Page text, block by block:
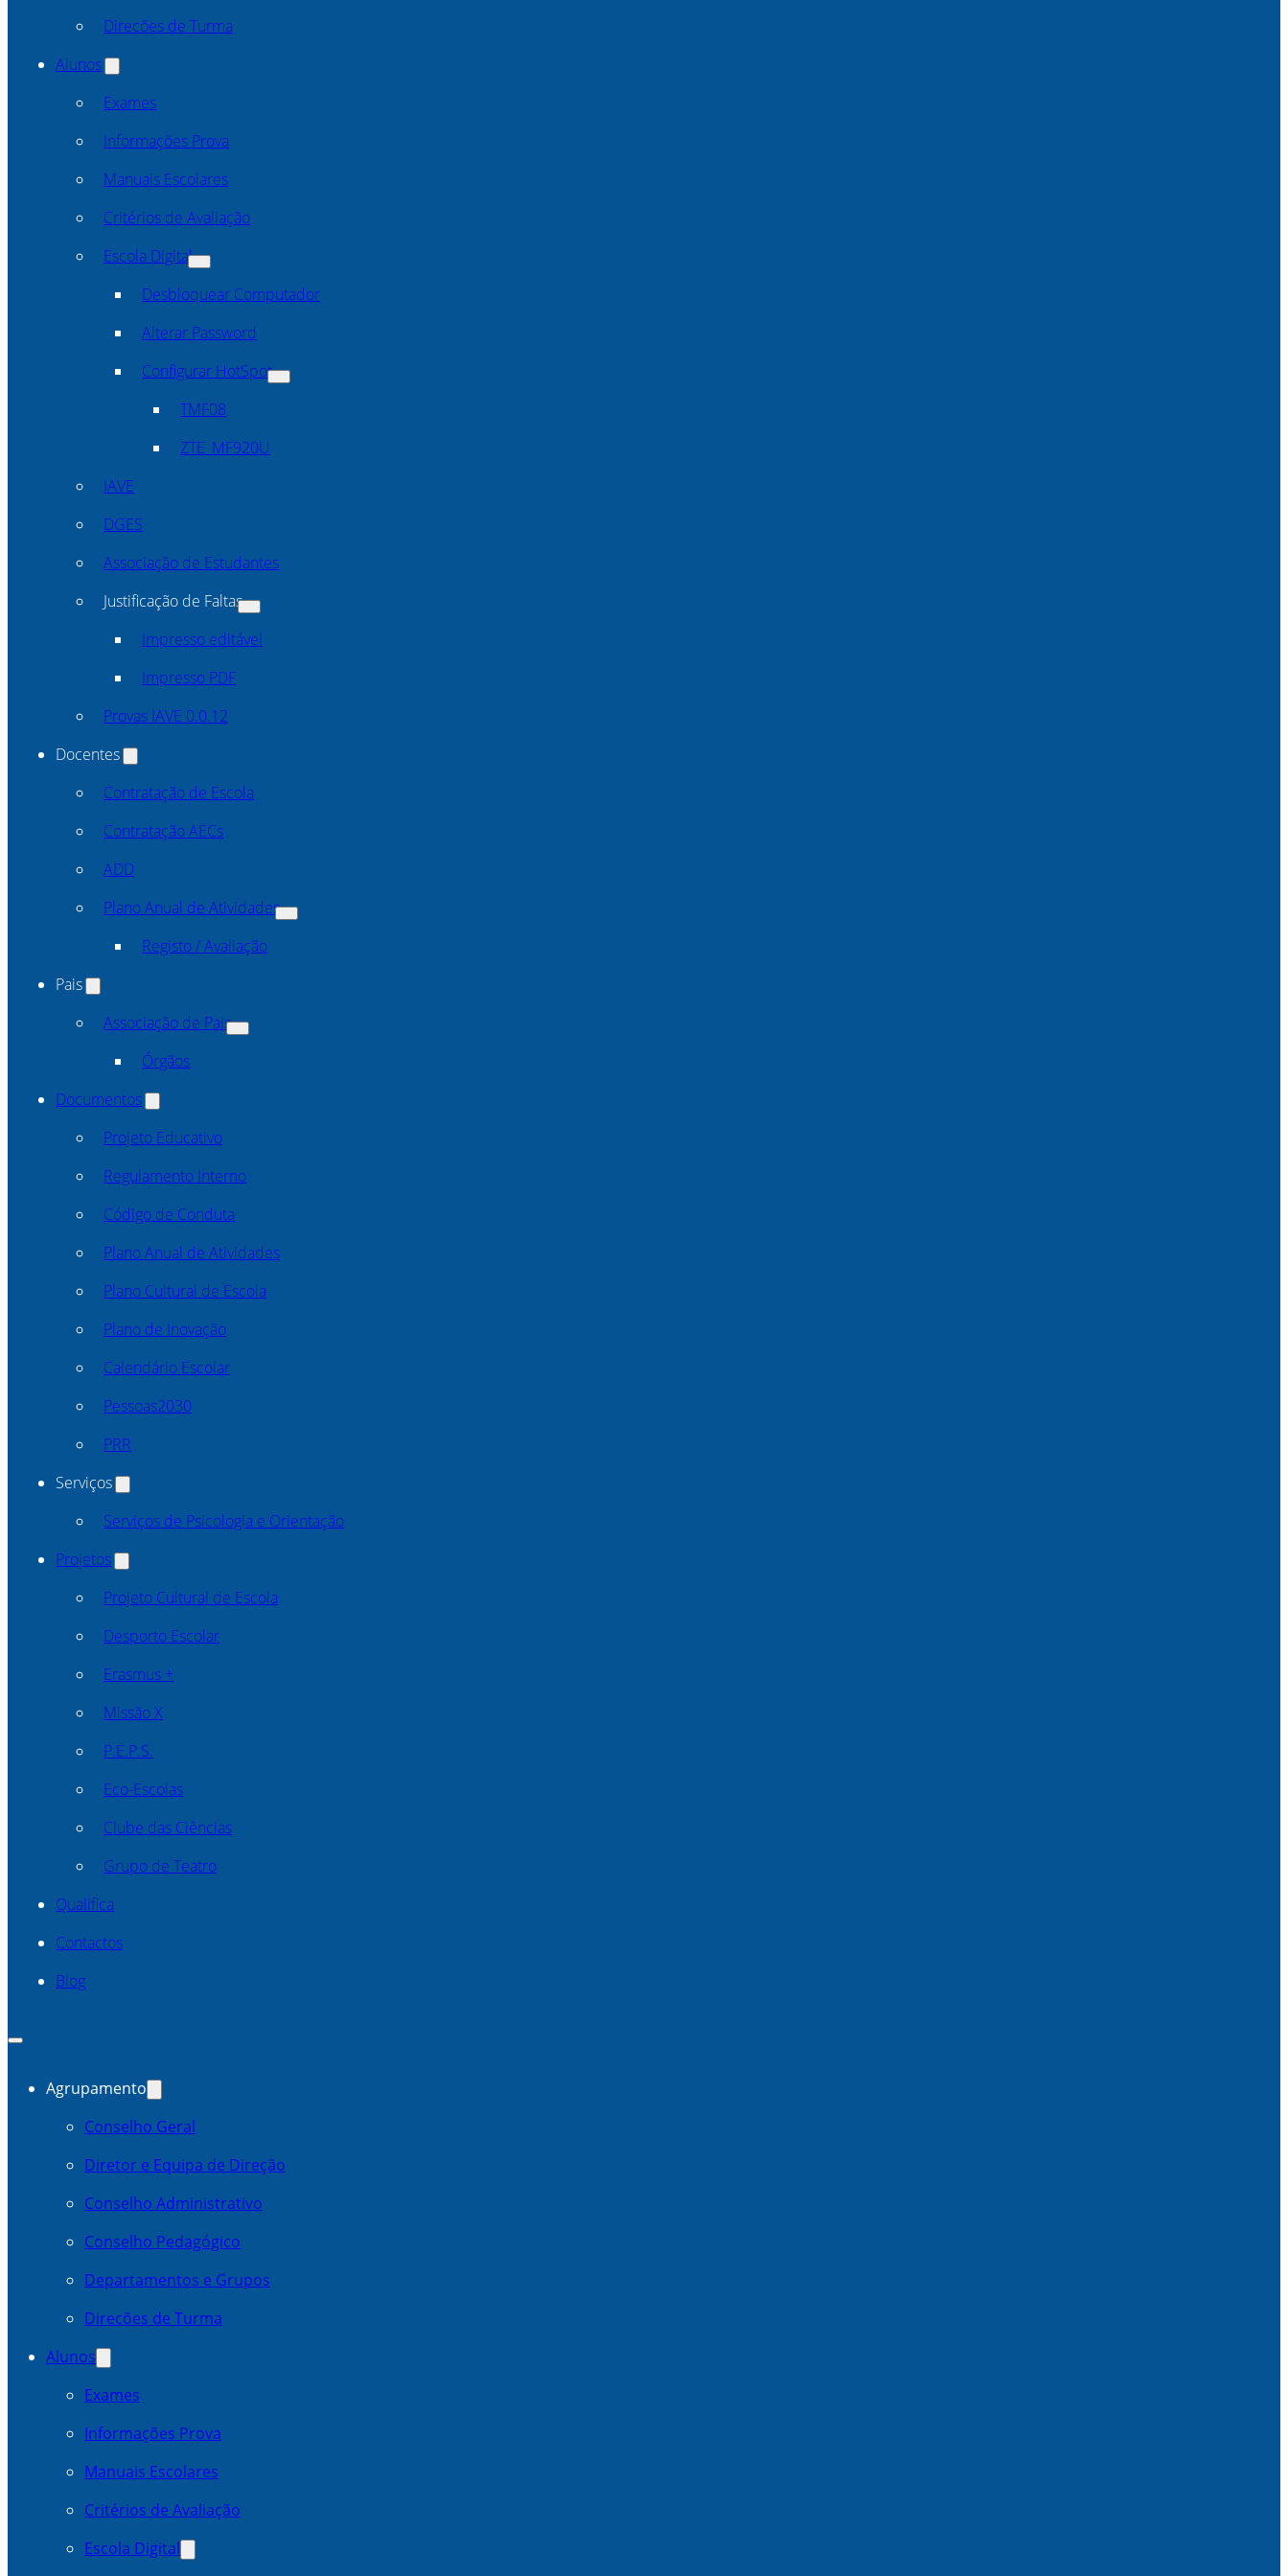
Direcões de Turma
Alunos
Exames
Informações Prova
Manuais Escolares
Critérios de Avaliação
Escola Digital
Desbloquear Computador
Alterar Password
Configurar HotSpot
TMF08
ZTE_MF920U
IAVE
DGES
Associação de Estudantes
Justificação de Faltas
Impresso editável
Impresso PDF
Provas IAVE 0.0.12
Docentes
Contratação de Escola
Contratação AECs
ADD
Plano Anual de Atividades
Registo / Avaliação
Pais
Associação de Pais
Órgãos
Documentos
Projeto Educativo
Regulamento Interno
Código de Conduta
Plano Anual de Atividades
Plano Cultural de Escola
Plano de Inovação
Calendário Escolar
Pessoas2030
PRR
Serviços
Serviços de Psicologia e Orientação
Projetos
Projeto Cultural de Escola
Desporto Escolar
Erasmus +
Missão X
P.E.P.S.
Eco-Escolas
Clube das Ciências
Grupo de Teatro
Qualifica
Contactos
Blog
Agrupamento
Conselho Geral
Diretor e Equipa de Direção
Conselho Administrativo
Conselho Pedagógico
Departamentos e Grupos
Direcões de Turma
Alunos
Exames
Informações Prova
Manuais Escolares
Critérios de Avaliação
Escola Digital